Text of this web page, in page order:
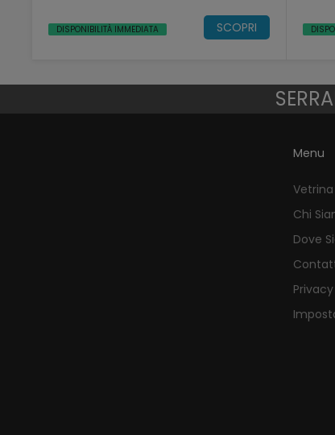
DISPONIBILITÀ IMMEDIATA SCOPRI
Menu
Vetrina
Chi
Dove
Privacy